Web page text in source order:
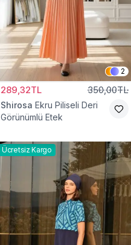
2
289,32TL 350,00TL
Shirosa Ekru Piliseli Deri
Görünümlü Etek
Ücretsiz Kargo